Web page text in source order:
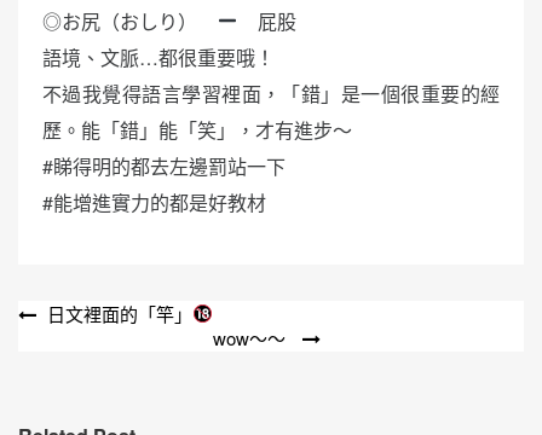
◎お尻（おしり）
屁股
語境、文脈…都很重要哦！
不過我覺得語言學習裡面，「錯」是一個很重要的經
歷。能「錯」能「笑」，才有進步～
#睇得明的都去左邊罰站一下
#能增進實力的都是好教材
文 日文裡面的「竿」
wow～～